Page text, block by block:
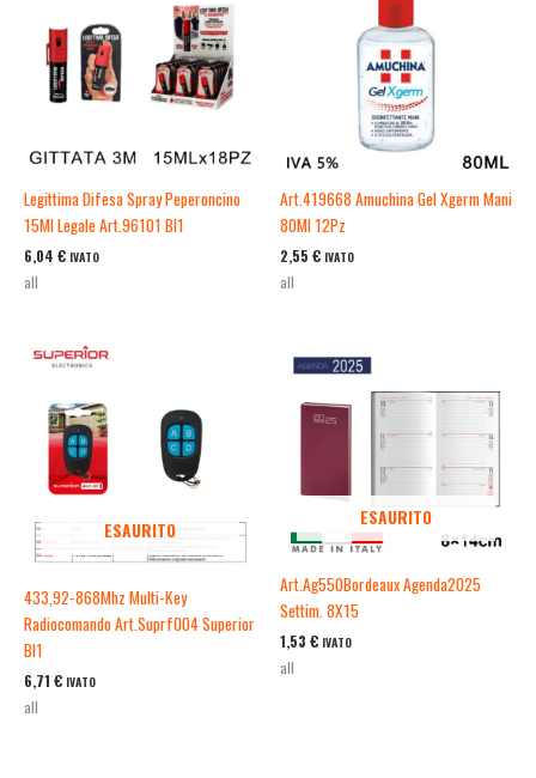
Legittima Difesa Spray Peperoncino
15Ml Legale Art.96101 Bl1
6,04 € IVATO
all
Art.419668 Amuchina Gel Xgerm Mani
80Ml 12Pz
2,55 € IVATO
all
ESAURITO
433,92-868Mhz Multi-Key
Radiocomando Art.Suprf004 Superior
Bl1
6,71 € IVATO
all
ESAURITO
Art.Ag550Bordeaux Agenda2025
Settim. 8X15
1,53 € IVATO
all